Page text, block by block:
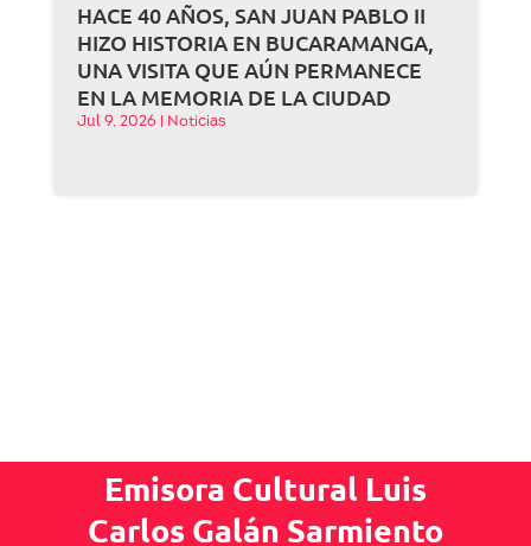
HACE 40 AÑOS, SAN JUAN PABLO II
HIZO HISTORIA EN BUCARAMANGA,
UNA VISITA QUE AÚN PERMANECE
EN LA MEMORIA DE LA CIUDAD
Jul 9, 2026 Noticias
Emisora Cultural Luis
Carlos Galán Sarmiento